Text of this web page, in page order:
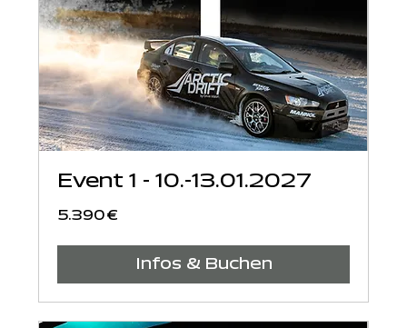
Event 1 - 10.-13.01.2027
5.390
Euro
5.390 €
Infos & Buchen